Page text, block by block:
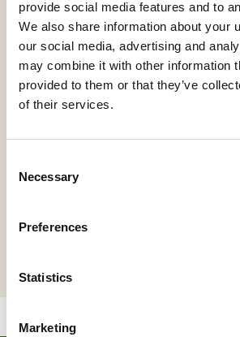
provide social media features and to
We also share information about your
our social media, advertising and
may combine it with other information
provided to them or that they’ve
of their services.
Selection
Necessary
Preferences
Statistics
Marketing
Voor de gelegenheid worden er
uitgedeeld. Zorg er zelf voor dat je een
meeneemt om je lampion tot leven te
in ’t Rad, dat duurt tot 20.00 uur.